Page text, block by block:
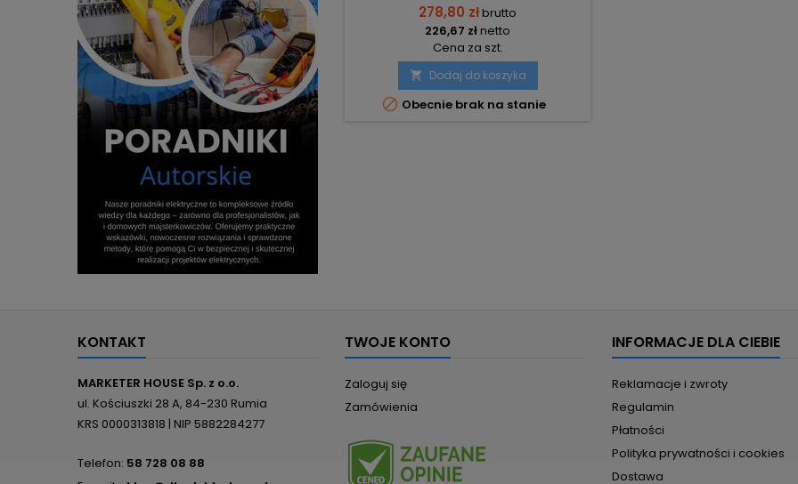
278,80 złbrutto
226,67 złnetto
Cena za szt.
 Dodaj do koszyka
 Obecnie brak na stanie
KONTAKT
MARKETER HOUSE Sp. z o.o.
ul. Kościuszki 28 A, 84-230 Rumia
KRS 0000313818 | NIP 5882284277
Telefon: 58 728 08 88
TWOJE KONTO
Zaloguj się
Zamówienia
INFORMACJE DLA CIEBIE
Reklamacje i zwroty
Regulamin
Płatności
Polityka prywatności i cookies
Dostawa